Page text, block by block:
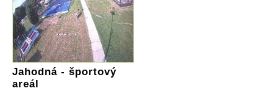
Jahodná - športový
areál